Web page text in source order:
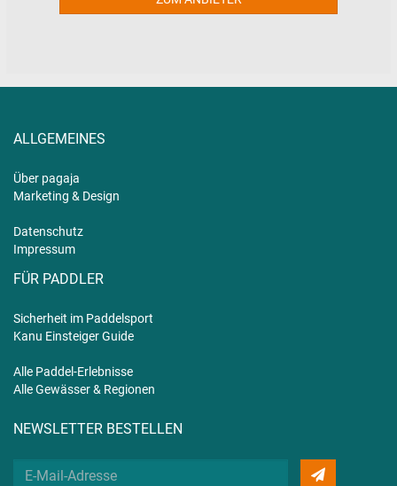
ALLGEMEINES
Über pagaja
Marketing & Design
Datenschutz
Impressum
FÜR PADDLER
Sicherheit im Paddelsport
Kanu Einsteiger Guide
Alle Paddel-Erlebnisse
Alle Gewässer & Regionen
NEWSLETTER BESTELLEN
Deine